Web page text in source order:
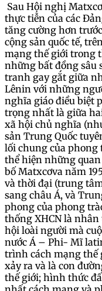
Sau Hội nghị
thực tiễn của các
tăng cường hơn
cộng sản quốc tế,
mạng thế giới trong
những bất đồng sâu
tranh gay gắt giữa
Lênin với những
nghĩa giáo điều biệt
trọng nhất là giữa
xã hội chủ nghĩa
sản Trung Quốc
lối chung của phong
thể hiện những
bố Matxcơva năm
và thời đại (trung
sang châu Á, và
phong của phong
thống XHCN là
hội loài người mà
nước Á – Phi- Mĩ
trình cách mạng thế
xảy ra và là con
thế giới; hình thức